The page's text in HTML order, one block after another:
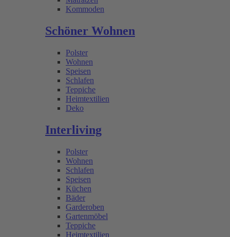
Kommoden
Schöner Wohnen
Polster
Wohnen
Speisen
Schlafen
Teppiche
Heimtextilien
Deko
Interliving
Polster
Wohnen
Schlafen
Speisen
Küchen
Bäder
Garderoben
Gartenmöbel
Teppiche
Heimtextilien